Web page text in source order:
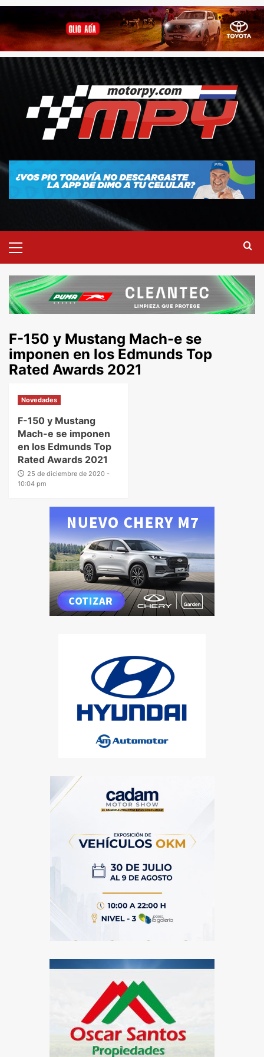
F-150 y Mustang Mach-e se
imponen en los Edmunds Top
Rated Awards 2021
Novedades
F-150 y Mustang
Mach-e se imponen
en los Edmunds Top
Rated Awards 2021
25 de diciembre de 2020 -
10:04 pm